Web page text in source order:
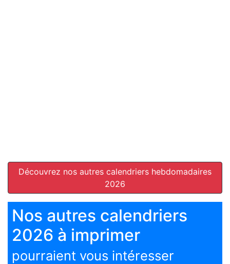
Découvrez nos autres calendriers hebdomadaires
2026
Nos autres calendriers
2026 à imprimer
pourraient vous intéresser